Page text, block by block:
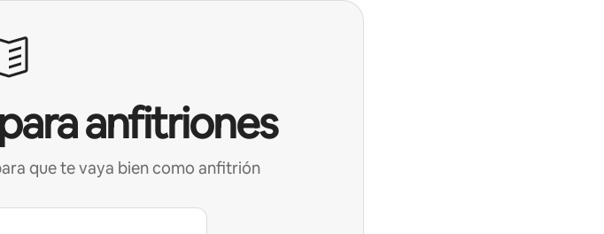
anfitriones
que te vaya bien como anfitrión